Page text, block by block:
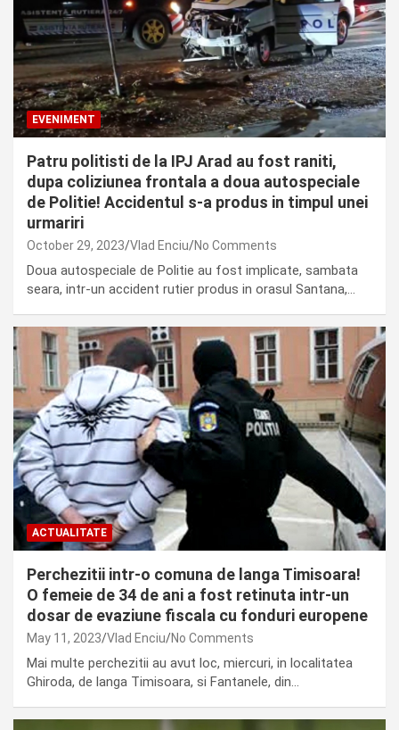
EVENIMENT
Patru politisti de la IPJ Arad au fost raniti,
dupa coliziunea frontala a doua autospeciale
de Politie! Accidentul s-a produs in timpul unei
urmariri
October 29, 2023 Vlad Enciu No Comments
Doua autospeciale de Politie au fost implicate, sambata
seara, intr-un accident rutier produs in orasul Santana,…
ACTUALITATE
Perchezitii intr-o comuna de langa Timisoara!
O femeie de 34 de ani a fost retinuta intr-un
dosar de evaziune fiscala cu fonduri europene
May 11, 2023 Vlad Enciu No Comments
Mai multe perchezitii au avut loc, miercuri, in localitatea
Ghiroda, de langa Timisoara, si Fantanele, din…